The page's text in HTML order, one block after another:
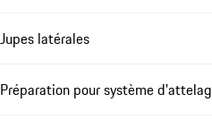
Jupes latérales
Préparation pour système